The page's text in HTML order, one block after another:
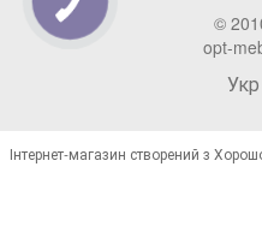
©
opt-
Укр
Інтернет-магазин створений з